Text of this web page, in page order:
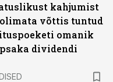
kahjumist
võttis tuntud
omanik
dividendi